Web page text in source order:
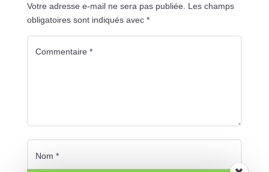
Votre adresse e-mail ne sera pas publiée. Les champs
obligatoires sont indiqués avec *